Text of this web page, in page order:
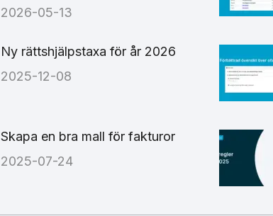
2026-05-13
Ny rättshjälpstaxa för år 2026
2025-12-08
Skapa en bra mall för fakturor
2025-07-24